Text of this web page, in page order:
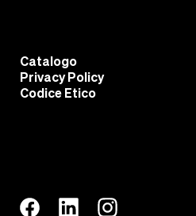
Catalogo
Privacy Policy
Codice Etico